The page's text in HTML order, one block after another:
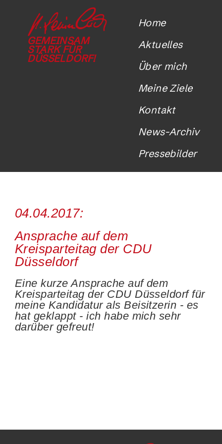
GEMEINSAM
STARK FÜR
DÜSSELDORF!
Home
Aktuelles
Über mich
Meine Ziele
Kontakt
News-Archiv
Pressebilder
04.04.2017:
Ansprache auf dem
Kreisparteitag der CDU
Düsseldorf
Eine kurze Ansprache auf dem
Kreisparteitag der CDU Düsseldorf für
meine Kandidatur als Beisitzerin - es
hat geklappt - ich habe mich sehr
darüber gefreut!